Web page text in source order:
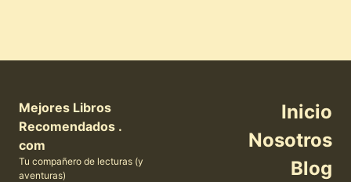
Mejores Libros
Recomendados .
com
Tu compañero de lecturas (y
aventuras)
Inicio
Nosotros
Blog